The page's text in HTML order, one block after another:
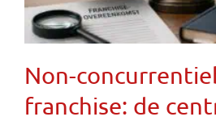
Non-
franchise: de